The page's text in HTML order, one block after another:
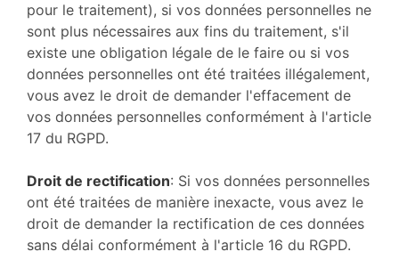
pour le traitement), si vos données personnelles ne
sont plus nécessaires aux fins du traitement, s'il
existe une obligation légale de le faire ou si vos
données personnelles ont été traitées illégalement,
vous avez le droit de demander l'effacement de
vos données personnelles conformément à l'article
17 du RGPD.
Droit de rectification: Si vos données personnelles
ont été traitées de manière inexacte, vous avez le
droit de demander la rectification de ces données
sans délai conformément à l'article 16 du RGPD.